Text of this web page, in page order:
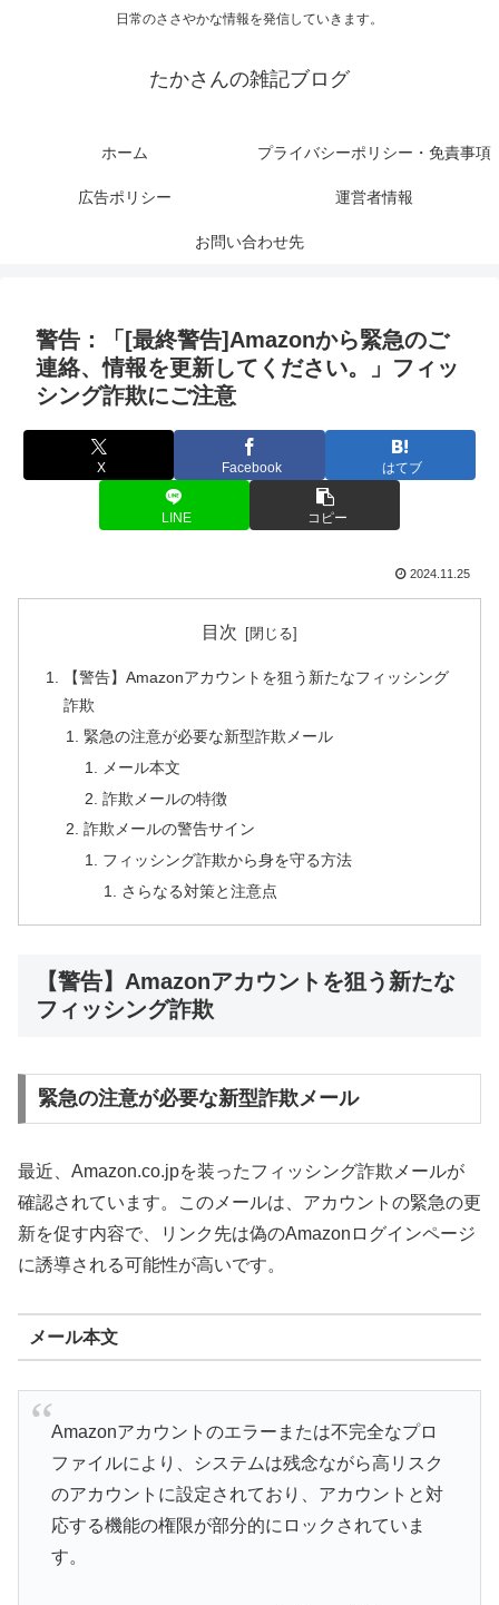
日常のささやかな情報を発信していきます。
たかさんの雑記ブログ
ホーム プライバシーポリシー・免責事項
広告ポリシー 運営者情報
お問い合わせ先
警告：「[最終警告]Amazonから緊急のご
連絡、情報を更新してください。」フィッ
シング詐欺にご注意
X Facebook はてブ
LINE コピー
2024.11.25
目次
【警告】Amazonアカウントを狙う新たなフィッシング
詐欺
緊急の注意が必要な新型詐欺メール
メール本文
詐欺メールの特徴
詐欺メールの警告サイン
フィッシング詐欺から身を守る方法
さらなる対策と注意点
【警告】Amazonアカウントを狙う新たな
フィッシング詐欺
緊急の注意が必要な新型詐欺メール
最近、Amazon.co.jpを装ったフィッシング詐欺メールが
確認されています。このメールは、アカウントの緊急の更
新を促す内容で、リンク先は偽のAmazonログインページ
に誘導される可能性が高いです。
メール本文
Amazonアカウントのエラーまたは不完全なプロ
ファイルにより、システムは残念ながら高リスク
のアカウントに設定されており、アカウントと対
応する機能の権限が部分的にロックされていま
す。